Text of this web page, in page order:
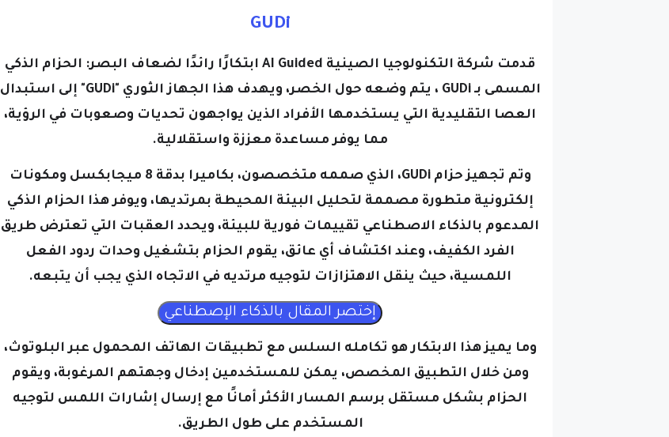
GUDi
قدمت شركة التكنولوجيا الصينية AI Guided ابتكارًا رائدًا لضعاف البصر: الحزام الذكي
المسمى بـ GUDi ، يتم وضعه حول الخصر، ويهدف هذا الجهاز الثوري "GUDi" إلى استبدال
العصا التقليدية التي يستخدمها الأفراد الذين يواجهون تحديات وصعوبات في الرؤية،
مما يوفر مساعدة معززة واستقلالية.
وتم تجهيز حزام GUDi، الذي صممه متخصصون، بكاميرا بدقة 8 ميجابكسل ومكونات
إلكترونية متطورة مصممة لتحليل البيئة المحيطة بمرتديها، ويوفر هذا الحزام الذكي
المدعوم بالذكاء الاصطناعي تقييمات فورية للبيئة، ويحدد العقبات التي تعترض طريق
الفرد الكفيف، وعند اكتشاف أي عائق، يقوم الحزام بتشغيل وحدات ردود الفعل
اللمسية، حيث ينقل الاهتزازات لتوجيه مرتديه في الاتجاه الذي يجب أن يتبعه.
وما يميز هذا الابتكار هو تكامله السلس مع تطبيقات الهاتف المحمول عبر البلوتوث،
ومن خلال التطبيق المخصص، يمكن للمستخدمين إدخال وجهتهم المرغوبة، ويقوم
الحزام بشكل مستقل برسم المسار الأكثر أمانًا مع إرسال إشارات اللمس لتوجيه
المستخدم على طول الطريق.